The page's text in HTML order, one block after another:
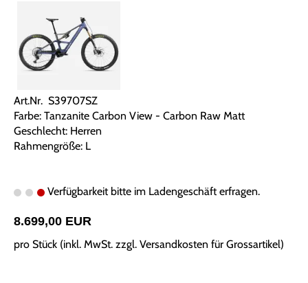
Art.Nr. S39707SZ
Farbe: Tanzanite Carbon View - Carbon Raw Matt
Geschlecht: Herren
Rahmengröße: L
Verfügbarkeit bitte im Ladengeschäft erfragen.
8.699,00 EUR
pro Stück (inkl. MwSt. zzgl. Versandkosten für Grossartikel)